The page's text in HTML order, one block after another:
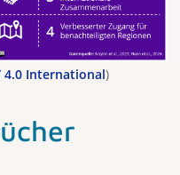
4.0 International)